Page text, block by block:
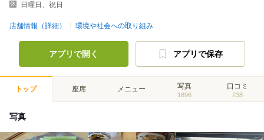
日曜日、祝日
店舗情報（詳細） 環境や社会への取り組み
アプリで開く アプリで保存
トップ 座席 メニュー 写真
1896
口コミ
238
写真